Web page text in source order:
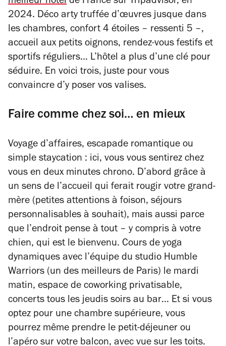
2024. Déco arty truffée d’œuvres jusque dans
les chambres, confort 4 étoiles – ressenti 5 –,
accueil aux petits oignons, rendez-vous festifs et
sportifs réguliers… L’hôtel a plus d’une clé pour
séduire. En voici trois, juste pour vous
convaincre d’y poser vos valises.
Faire comme chez soi… en mieux
Voyage d’affaires, escapade romantique ou
simple staycation : ici, vous vous sentirez chez
vous en deux minutes chrono. D’abord grâce à
un sens de l’accueil qui ferait rougir votre grand-
mère (petites attentions à foison, séjours
personnalisables à souhait), mais aussi parce
que l’endroit pense à tout – y compris à votre
chien, qui est le bienvenu. Cours de yoga
dynamiques avec l’équipe du studio Humble
Warriors (un des meilleurs de Paris) le mardi
matin, espace de coworking privatisable,
concerts tous les jeudis soirs au bar… Et si vous
optez pour une chambre supérieure, vous
pourrez même prendre le petit-déjeuner ou
l’apéro sur votre balcon, avec vue sur les toits.